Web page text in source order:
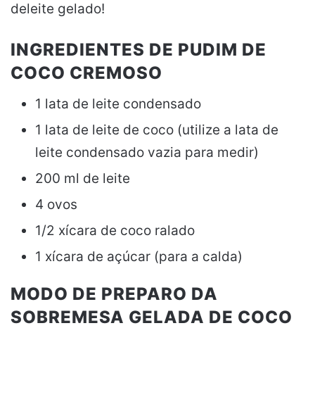
deleite gelado!
INGREDIENTES DE PUDIM DE
COCO CREMOSO
1 lata de leite condensado
1 lata de leite de coco (utilize a lata de
leite condensado vazia para medir)
200 ml de leite
4 ovos
1/2 xícara de coco ralado
1 xícara de açúcar (para a calda)
MODO DE PREPARO DA
SOBREMESA GELADA DE COCO